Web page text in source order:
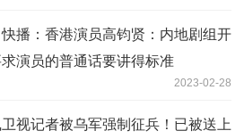
播：香港演员高钧贤：内地剧组开
演员的普通话要讲得标准
2023-02-28
卫视记者被乌军强制征兵！已被送上